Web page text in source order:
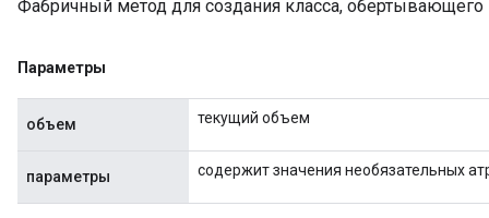
Фабричный метод для создания класса,
Параметры
объем текущий объем
параметры содержит значения необязательных